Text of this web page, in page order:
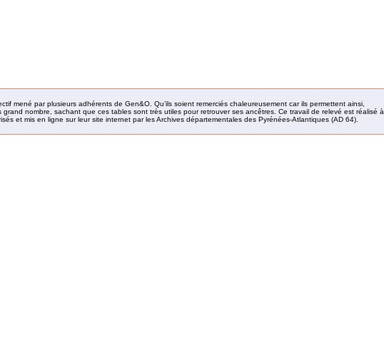
mené par plusieurs adhérents de Gen&O. Qu’ils soient remerciés chaleureusement car ils permettent ainsi,
nombre, sachant que ces tables sont très utiles pour retrouver ses ancêtres. Ce travail de relevé est réalisé à
et mis en ligne sur leur site internet par les Archives départementales des Pyrénées-Atlantiques (AD 64).